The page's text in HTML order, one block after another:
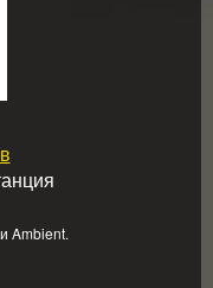
Ambient.